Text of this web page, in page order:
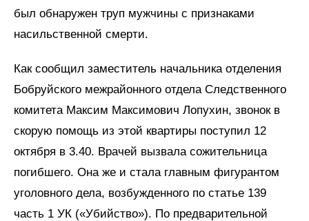
был обнаружен труп мужчины с признаками
насильственной смерти.
Как сообщил заместитель начальника отделения
Бобруйского межрайонного отдела Следственного
комитета Максим Максимович Лопухин, звонок в
скорую помощь из этой квартиры поступил 12
октября в 3.40. Врачей вызвала сожительница
погибшего. Она же и стала главным фигурантом
уголовного дела, возбужденного по статье 139
часть 1 УК («Убийство»). По предварительной